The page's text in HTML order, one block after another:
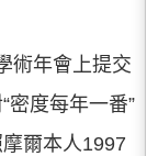
術年會上提交
密度每年一番”
爾本人1997